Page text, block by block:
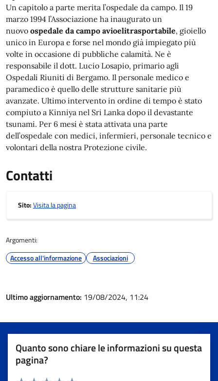
Un capitolo a parte merita l’ospedale da campo. Il 19
marzo 1994 l’Associazione ha inaugurato un
nuovo ospedale da campo avioelitrasportabile, gioiello
unico in Europa e forse nel mondo già impiegato più
volte in occasione di pubbliche calamità. Ne è
responsabile il dott. Lucio Losapio, primario agli
Ospedali Riuniti di Bergamo. Il personale medico e
paramedico è quello delle strutture sanitarie più
avanzate. Ultimo intervento in ordine di tempo è stato
compiuto a Kinniya nel Sri Lanka dopo il devastante
tsunami. Per 6 mesi è stata attivata una parte
dell’ospedale con medici, infermieri, personale tecnico e
volontari della nostra Protezione civile.
Contatti
Sito:Visita la pagina
Argomenti:
Accesso all'informazione
Associazioni
Ultimo aggiornamento: 19/08/2024, 11:24
Quanto sono chiare le informazioni su questa
pagina?